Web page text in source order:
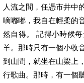
人流之間，任憑市井中
嘀嘟嘟，我自在輕柔的
然自得。 記得小時候
羊。那時只有一個小收
到山間，就坐在山梁上
行歌曲。那時，有一個